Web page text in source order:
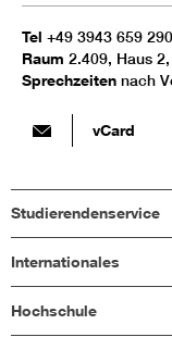
Tel +49 3943 659 290
Raum 2.409, Haus
Sprechzeiten nach
vCard
Studierendenservice
Internationales
Hochschule